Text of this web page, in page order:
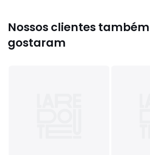
Nossos clientes também
gostaram